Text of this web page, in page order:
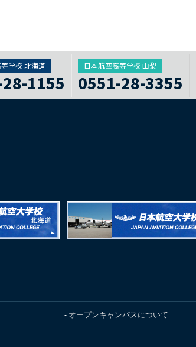
学校 北海道
1155
日本航空高等学校 山梨
0551-28-3355
オープンキャンパスについて